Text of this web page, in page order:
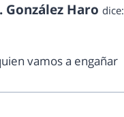
González Haro dice:
vamos a engañar